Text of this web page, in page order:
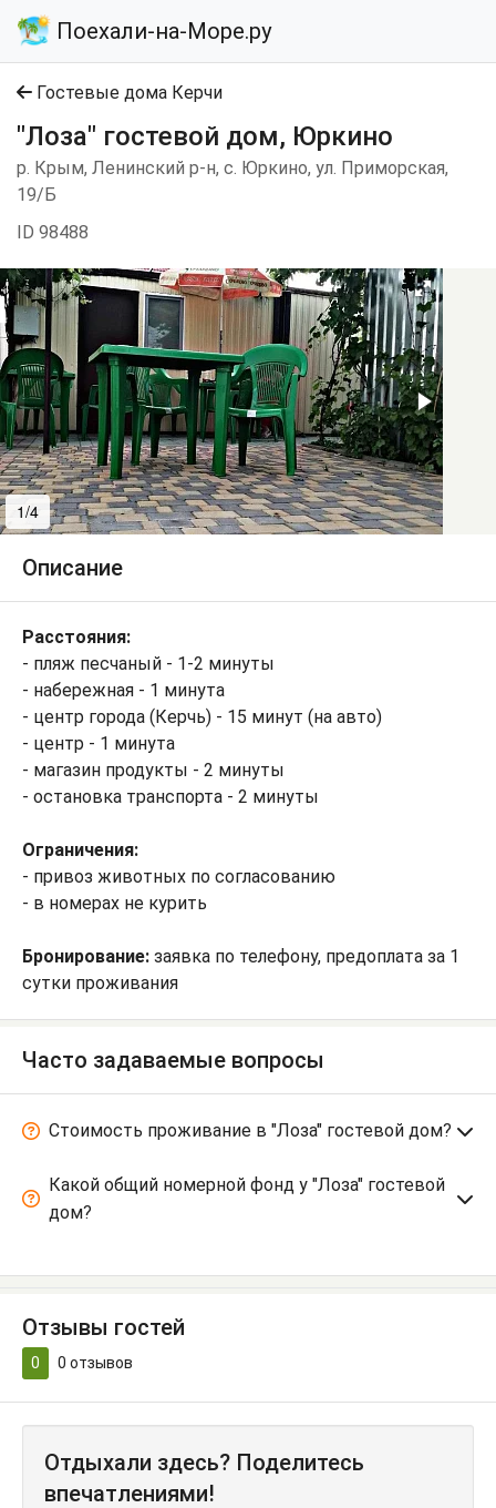
Поехали-на-Море.ру
Гостевые дома Керчи
"Лоза" гостевой дом, Юркино
р. Крым, Ленинский р-н, с. Юркино, ул. Приморская,
19/Б
ID 98488
1/4
Описание
Расстояния:
- пляж песчаный - 1-2 минуты
- набережная - 1 минута
- центр города (Керчь) - 15 минут (на авто)
- центр - 1 минута
- магазин продукты - 2 минуты
- остановка транспорта - 2 минуты
Ограничения:
- привоз животных по согласованию
- в номерах не курить
Бронирование: заявка по телефону, предоплата за 1
сутки проживания
Часто задаваемые вопросы
Стоимость проживание в "Лоза" гостевой дом?
Какой общий номерной фонд у "Лоза" гостевой
дом?
Отзывы гостей
0 0 отзывов
Отдыхали здесь? Поделитесь
впечатлениями!